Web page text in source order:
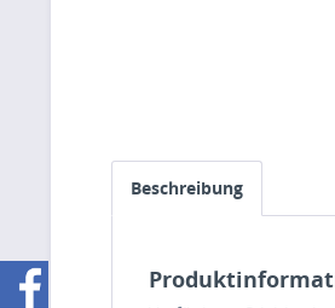
Beschreibung